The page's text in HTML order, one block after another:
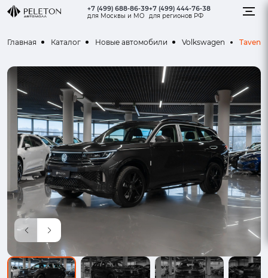
+7 (499) 688-86-39
для Москвы и МО
+7 (499) 444-76-38
для регионов РФ
Главная Каталог Новые автомобили Volkswagen